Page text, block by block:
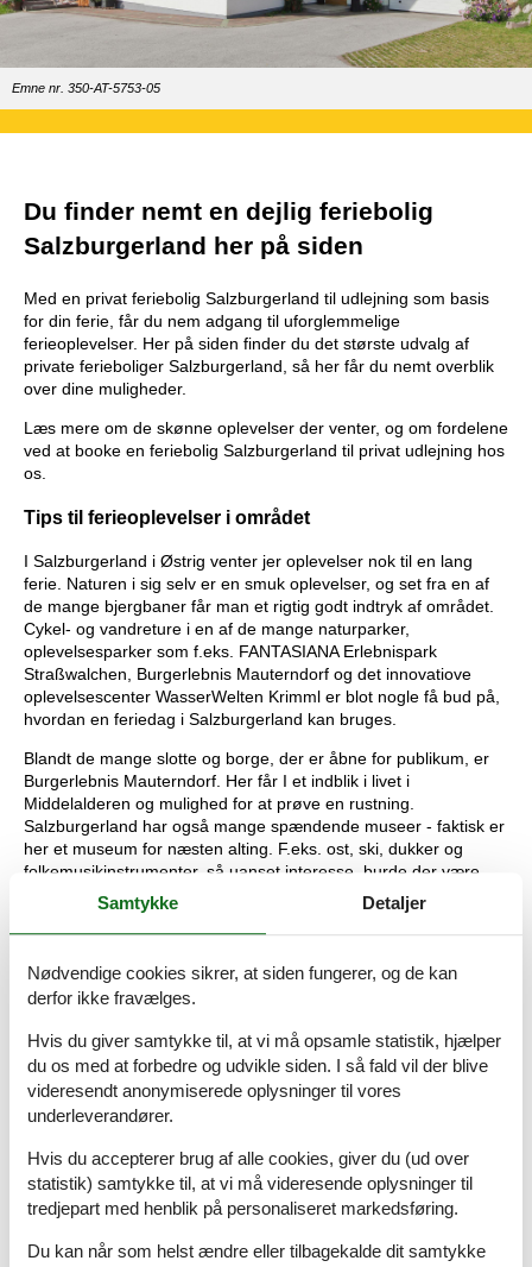
Emne nr. 350-AT-5753-05
Du finder nemt en dejlig feriebolig
Salzburgerland her på siden
Med en privat feriebolig Salzburgerland til udlejning som basis
for din ferie, får du nem adgang til uforglemmelige
ferieoplevelser. Her på siden finder du det største udvalg af
private ferieboliger Salzburgerland, så her får du nemt overblik
over dine muligheder.
Læs mere om de skønne oplevelser der venter, og om fordelene
ved at booke en feriebolig Salzburgerland til privat udlejning hos
os.
Tips til ferieoplevelser i området
I Salzburgerland i Østrig venter jer oplevelser nok til en lang
ferie. Naturen i sig selv er en smuk oplevelser, og set fra en af
de mange bjergbaner får man et rigtig godt indtryk af området.
Cykel- og vandreture i en af de mange naturparker,
oplevelsesparker som f.eks. FANTASIANA Erlebnispark
Straßwalchen, Burgerlebnis Mauterndorf og det innovatiove
oplevelsescenter WasserWelten Krimml er blot nogle få bud på,
hvordan en feriedag i Salzburgerland kan bruges.
Blandt de mange slotte og borge, der er åbne for publikum, er
Burgerlebnis Mauterndorf. Her får I et indblik i livet i
Middelalderen og mulighed for at prøve en rustning.
Salzburgerland har også mange spændende museer - faktisk er
her et museum for næsten alting. F.eks. ost, ski, dukker og
folkemusikinstrumenter, så uanset interesse, burde der være
noget for enhver. Har I en guldgraver gemt i jer, kan I prøve at
vaske guld ved Heimalm, der er en af stationerne på vej op med
Rauriser Hochalmbahnen. I Salzburgerland er der bjergbaner i
farten og vildskaben.
områdets bjergbaner. Rausiner Hochalmbahnen har
komfortable kabine, så man i fred og ro kan nyde udsigten på
turen. Trænger børnene til at give den gas, er et besøg
i FANTASIANA Erlebnispark Straßwalchen en god ide. Her er
Slæderutsjebaner er unikke for Østrig. Banerne kan virke vilde,
men sikkerheden er i top, og I styrer selv farten.
Salzburgerland har museer for enhver smag og interesse. Er
det ost, dukker, folkemusikinstrumenter eller jernbaner, I finder
Samtykke Detaljer
Nødvendige cookies sikrer, at siden fungerer, og de kan
derfor ikke fravælges.
Hvis du giver samtykke til, at vi må opsamle statistik, hjælper
du os med at forbedre og udvikle siden. I så fald vil der blive
videresendt anonymiserede oplysninger til vores
underleverandører.
Hvis du accepterer brug af alle cookies, giver du (ud over
statistik) samtykke til, at vi må videresende oplysninger til
tredjepart med henblik på personaliseret markedsføring.
Du kan når som helst ændre eller tilbagekalde dit samtykke